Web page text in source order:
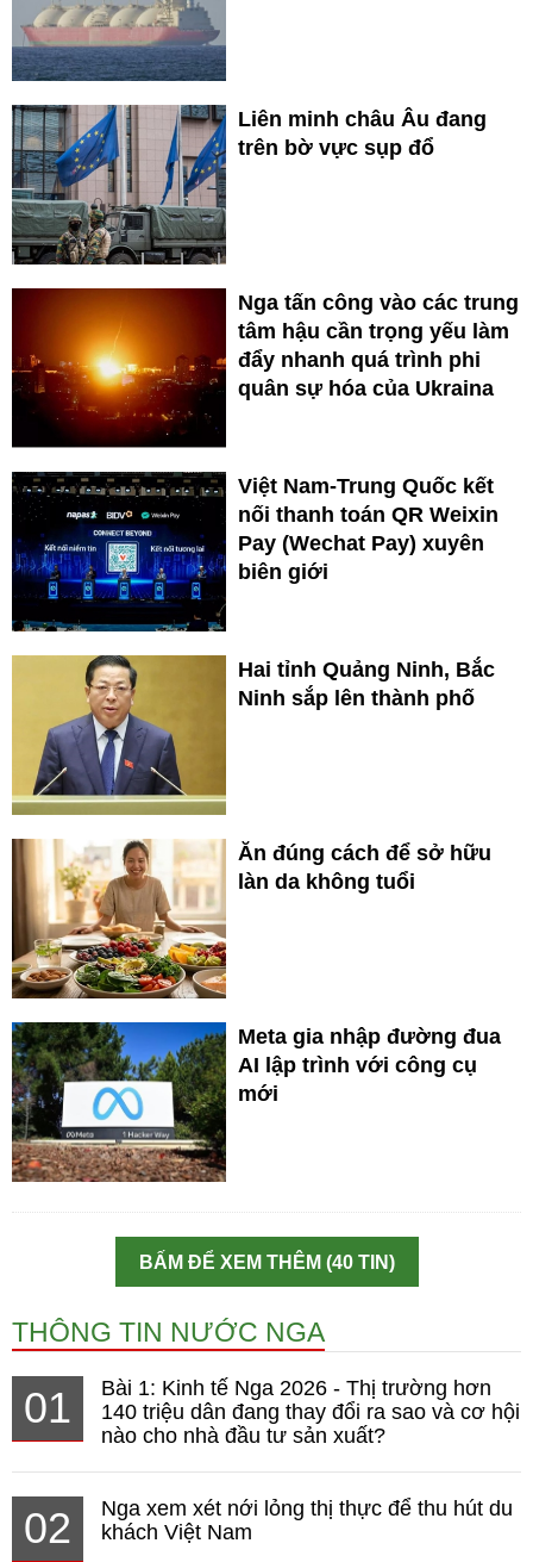
Liên minh châu Âu đang
trên bờ vực sụp đổ
Nga tấn công vào các trung
tâm hậu cần trọng yếu làm
đẩy nhanh quá trình phi
quân sự hóa của Ukraina
Việt Nam-Trung Quốc kết
nối thanh toán QR Weixin
Pay (Wechat Pay) xuyên
biên giới
Hai tỉnh Quảng Ninh, Bắc
Ninh sắp lên thành phố
Ăn đúng cách để sở hữu
làn da không tuổi
Meta gia nhập đường đua
AI lập trình với công cụ
mới
BẤM ĐỂ XEM THÊM (40 TIN)
THÔNG TIN NƯỚC NGA
01
Bài 1: Kinh tế Nga 2026 - Thị trường hơn
140 triệu dân đang thay đổi ra sao và cơ hội
nào cho nhà đầu tư sản xuất?
02
Nga xem xét nới lỏng thị thực để thu hút du
khách Việt Nam